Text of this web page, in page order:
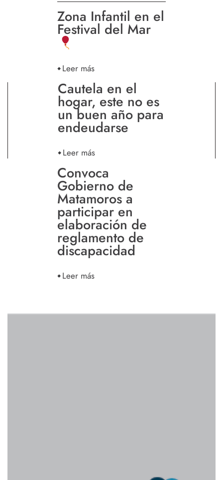
Zona Infantil en el
Festival del Mar
Leer más
Cautela en el
hogar, este no es
un buen año para
endeudarse
Leer más
Convoca
Gobierno de
Matamoros a
participar en
elaboración de
reglamento de
discapacidad
Leer más